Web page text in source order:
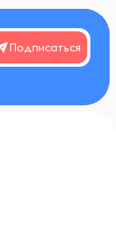
Подписаться